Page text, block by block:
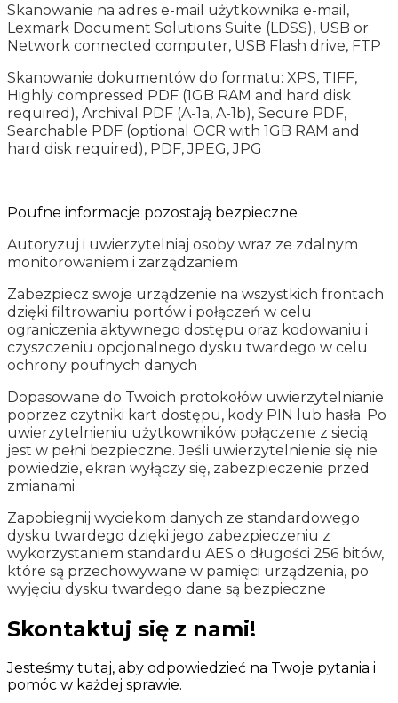
Skanowanie na adres e-mail użytkownika e-mail,
Lexmark Document Solutions Suite (LDSS), USB or
Network connected computer, USB Flash drive, FTP
Skanowanie dokumentów do formatu: XPS, TIFF,
Highly compressed PDF (1GB RAM and hard disk
required), Archival PDF (A-1a, A-1b), Secure PDF,
Searchable PDF (optional OCR with 1GB RAM and
hard disk required), PDF, JPEG, JPG
Poufne informacje pozostają bezpieczne
Autoryzuj i uwierzytelniaj osoby wraz ze zdalnym
monitorowaniem i zarządzaniem
Zabezpiecz swoje urządzenie na wszystkich frontach
dzięki filtrowaniu portów i połączeń w celu
ograniczenia aktywnego dostępu oraz kodowaniu i
czyszczeniu opcjonalnego dysku twardego w celu
ochrony poufnych danych
Dopasowane do Twoich protokołów uwierzytelnianie
poprzez czytniki kart dostępu, kody PIN lub hasła. Po
uwierzytelnieniu użytkowników połączenie z siecią
jest w pełni bezpieczne. Jeśli uwierzytelnienie się nie
powiedzie, ekran wyłączy się, zabezpieczenie przed
zmianami
Zapobiegnij wyciekom danych ze standardowego
dysku twardego dzięki jego zabezpieczeniu z
wykorzystaniem standardu AES o długości 256 bitów,
które są przechowywane w pamięci urządzenia, po
wyjęciu dysku twardego dane są bezpieczne
Skontaktuj się z nami!
Jesteśmy tutaj, aby odpowiedzieć na Twoje pytania i
pomóc w każdej sprawie.